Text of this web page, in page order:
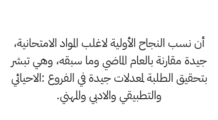
أن نسب النجاح الأولية لاغلب المواد الامتحانية،
جيدة مقارنة بالعام الماضي وما سبقه، وهي تبشر
بتحقيق الطلبة لمعدلات جيدة في الفروع :الاحيائي
والتطبيقي والادبي والمهني.